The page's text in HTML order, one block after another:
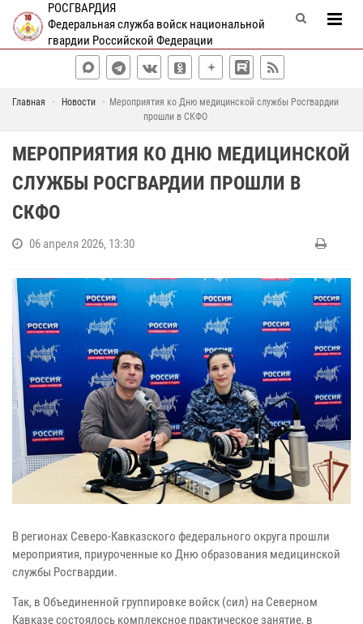
РОСГВАРДИЯ
Федеральная служба войск национальной
гвардии Российской Федерации
Главная Новости
Мероприятия ко Дню медицинской службы Росгвардии
прошли в СКФО
МЕРОПРИЯТИЯ КО ДНЮ МЕДИЦИНСКОЙ
СЛУЖБЫ РОСГВАРДИИ ПРОШЛИ В
СКФО
06 апреля 2026, 13:30
В регионах Северо-Кавказского федерального округа прошли
мероприятия, приуроченные ко Дню образования медицинской
службы Росгвардии.
Так, в Объединенной группировке войск (сил) на Северном
Кавказе состоялось комплексное практическое занятие, в